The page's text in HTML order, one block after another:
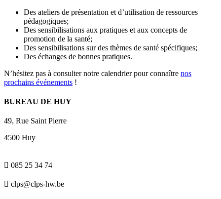
Des ateliers de présentation et d’utilisation de ressources
pédagogiques;
Des sensibilisations aux pratiques et aux concepts de
promotion de la santé;
Des sensibilisations sur des thèmes de santé spécifiques;
Des échanges de bonnes pratiques.
N’hésitez pas à consulter notre calendrier pour connaître nos
prochains événements !
BUREAU DE HUY
49, Rue Saint Pierre
4500 Huy
 085 25 34 74
 clps@clps-hw.be